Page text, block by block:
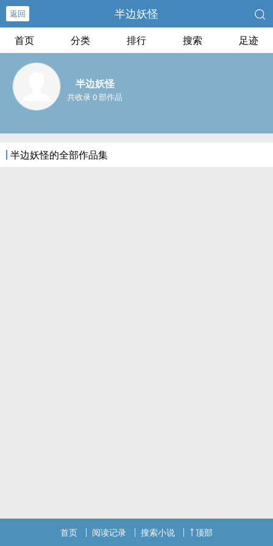
返回 半边妖怪
首页 分类 排行 搜索 足迹
半边妖怪
共收录 0 部作品
半边妖怪的全部作品集
首页 阅读记录 搜索小说 顶部